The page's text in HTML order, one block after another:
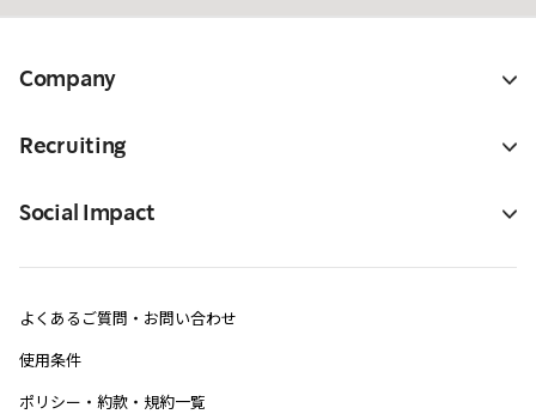
Company
Recruiting
Social Impact
よくあるご質問・お問い合わせ
使用条件
ポリシー・約款・規約一覧